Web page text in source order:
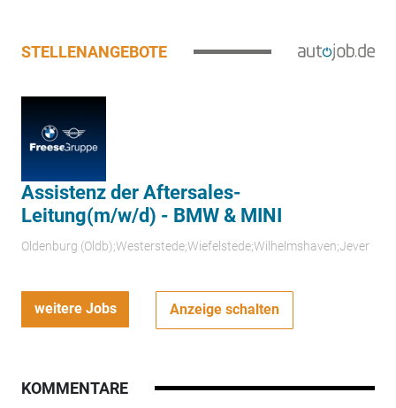
STELLENANGEBOTE
Assistenz der Aftersales-
Leitung(m/w/d) - BMW & MINI
Oldenburg (Oldb);Westerstede;Wiefelstede;Wilhelmshaven;Jever
weitere Jobs Anzeige schalten
KOMMENTARE